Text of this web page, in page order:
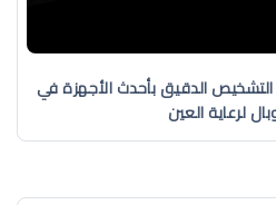
الدقيق بأحدث الأجهزة في
لرعاية العين